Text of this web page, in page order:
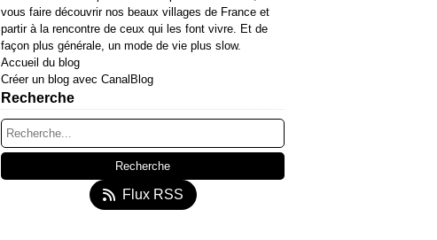
vous faire découvrir nos beaux villages de France et
partir à la rencontre de ceux qui les font vivre. Et de
façon plus générale, un mode de vie plus slow.
Accueil du blog
Créer un blog avec CanalBlog
Recherche
Flux RSS